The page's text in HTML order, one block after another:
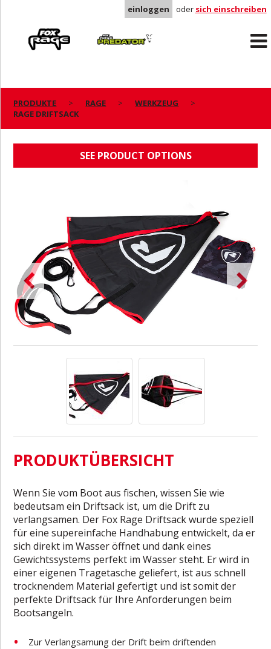
einloggen oder sich einschreiben
Predator
PRODUKTE RAGE
WERKZEUG
RAGE DRIFTSACK
SEE PRODUCT OPTIONS
PRODUKTÜBERSICHT
Wenn Sie vom Boot aus fischen, wissen Sie wie
bedeutsam ein Driftsack ist, um die Drift zu
verlangsamen. Der Fox Rage Driftsack wurde speziell
für eine supereinfache Handhabung entwickelt, da er
sich direkt im Wasser öffnet und dank eines
Gewichtssystems perfekt im Wasser steht. Er wird in
einer eigenen Tragetasche geliefert, ist aus schnell
trocknendem Material gefertigt und ist somit der
perfekte Driftsack für Ihre Anforderungen beim
Bootsangeln.
Zur Verlangsamung der Drift beim driftenden